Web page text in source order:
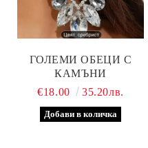
ГОЛЕМИ ОБЕЦИ С
КАМЪНИ
€18.00
35.20лв.